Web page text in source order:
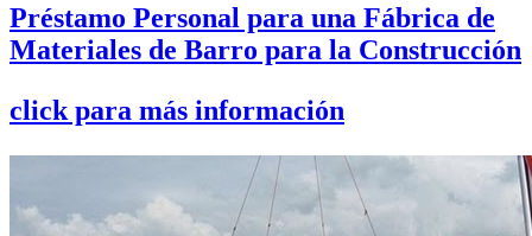
Préstamo Personal para una Fábrica de
Materiales de Barro para la Construcción
click para más información